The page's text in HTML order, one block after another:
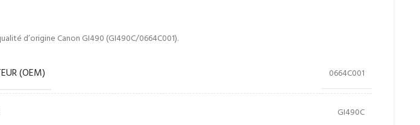
d’origine Canon GI490 (GI490C/0664C001).
(OEM) 0664C001
GI490C